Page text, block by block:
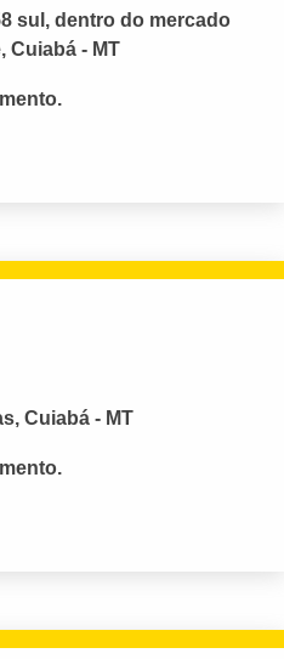
sul, dentro do mercado
Cuiabá - MT
Cuiabá - MT